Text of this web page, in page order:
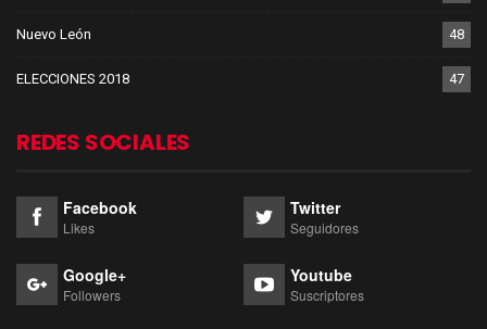
Nuevo León 48
ELECCIONES 2018 47
REDES SOCIALES
Facebook
Likes
Twitter
Seguidores
Google+
Followers
Youtube
Suscriptores